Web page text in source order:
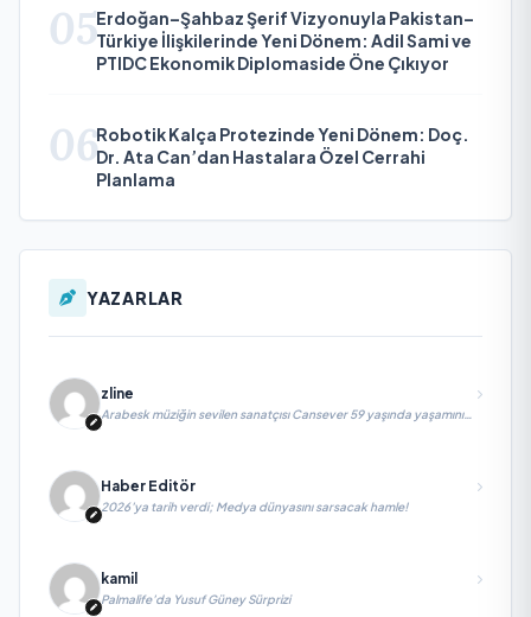
05Erdoğan–Şahbaz Şerif Vizyonuyla Pakistan–
Türkiye İlişkilerinde Yeni Dönem: Adil Sami ve
PTIDC Ekonomik Diplomaside Öne Çıkıyor
06Robotik Kalça Protezinde Yeni Dönem: Doç.
Dr. Ata Can’dan Hastalara Özel Cerrahi
Planlama
YAZARLAR
zline
Arabesk müziğin sevilen sanatçısı Cansever 59 yaşında yaşamını
Haber Editör
2026’ya tarih verdi; Medya dünyasını sarsacak hamle!
kamil
Palmalife’da Yusuf Güney Sürprizi